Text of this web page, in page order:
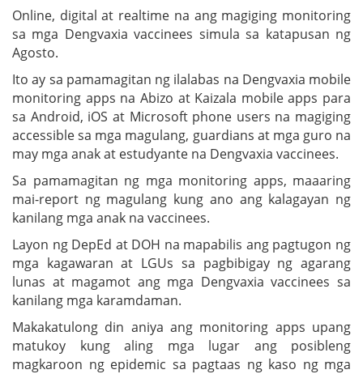
Online, digital at realtime na ang magiging monitoring
sa mga Dengvaxia vaccinees simula sa katapusan ng
Agosto.
Ito ay sa pamamagitan ng ilalabas na Dengvaxia mobile
monitoring apps na Abizo at Kaizala mobile apps para
sa Android, iOS at Microsoft phone users na magiging
accessible sa mga magulang, guardians at mga guro na
may mga anak at estudyante na Dengvaxia vaccinees.
Sa pamamagitan ng mga monitoring apps, maaaring
mai-report ng magulang kung ano ang kalagayan ng
kanilang mga anak na vaccinees.
Layon ng DepEd at DOH na mapabilis ang pagtugon ng
mga kagawaran at LGUs sa pagbibigay ng agarang
lunas at magamot ang mga Dengvaxia vaccinees sa
kanilang mga karamdaman.
Makakatulong din aniya ang monitoring apps upang
matukoy kung aling mga lugar ang posibleng
magkaroon ng epidemic sa pagtaas ng kaso ng mga